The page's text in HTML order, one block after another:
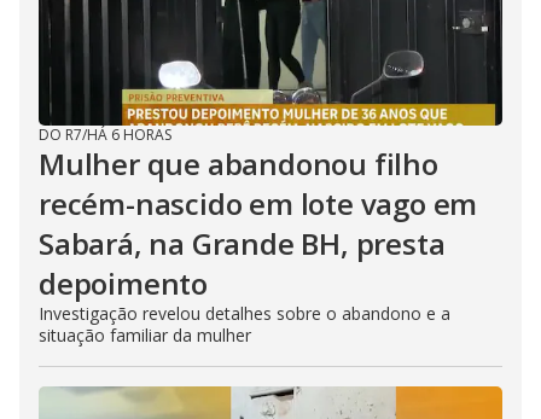
DO R7/HÁ 6 HORAS
Mulher que abandonou filho
recém-nascido em lote vago em
Sabará, na Grande BH, presta
depoimento
Investigação revelou detalhes sobre o abandono e a
situação familiar da mulher